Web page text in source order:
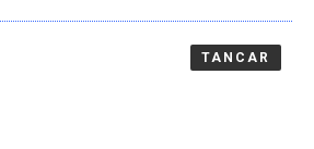
TANCAR